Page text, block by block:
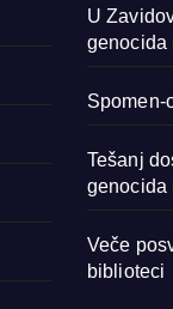
U
genocida
Spomen-
Tešanj
genocida
Veče
biblioteci